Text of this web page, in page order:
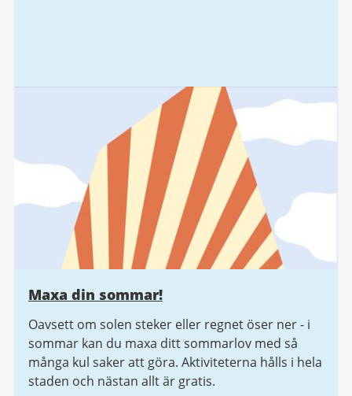
Maxa din sommar!
Oavsett om solen steker eller regnet öser ner - i
sommar kan du maxa ditt sommarlov med så
många kul saker att göra. Aktiviteterna hålls i hela
staden och nästan allt är gratis.